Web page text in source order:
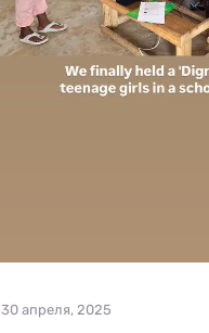
30 апреля, 2025